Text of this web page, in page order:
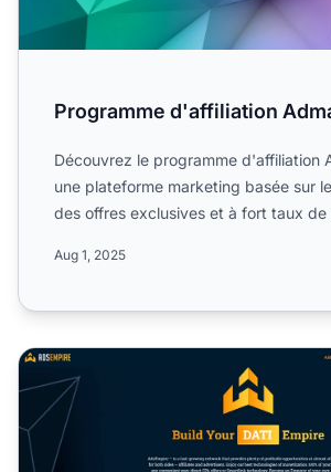
Programme d'affiliation
Découvrez le programme d'affiliation
une plateforme marketing basée sur
des offres exclusives et à fort taux de
Aug 1, 2025
Programme d’affiliation AdsEmpire